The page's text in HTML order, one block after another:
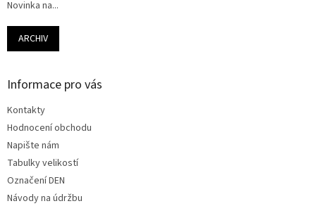
Novinka na...
ARCHIV
Informace pro vás
Kontakty
Hodnocení obchodu
Napište nám
Tabulky velikostí
Označení DEN
Návody na údržbu